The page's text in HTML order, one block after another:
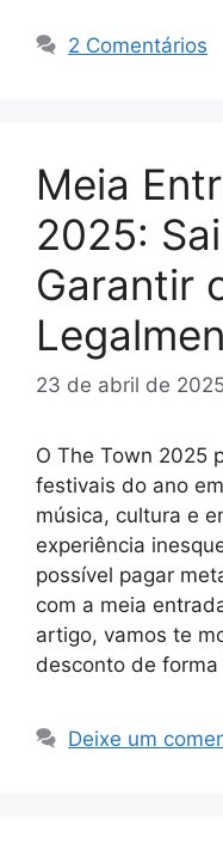
2 Comentários
Meia
2025:
Garantir
23 de abril de 2025
O The Town 2025
festivais do ano
música, cultura e
experiência
possível pagar
com a meia
artigo, vamos te
desconto de
Deixe um